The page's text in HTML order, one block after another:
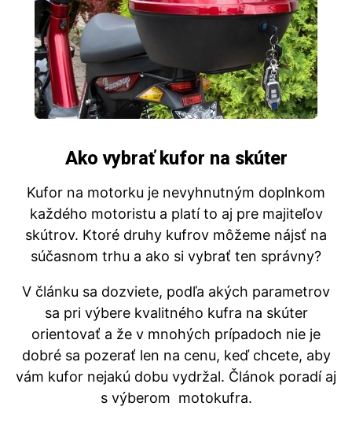
Ako vybrať kufor na skúter
Kufor na motorku je nevyhnutným doplnkom
každého motoristu a platí to aj pre majiteľov
skútrov. Ktoré druhy kufrov môžeme nájsť na
súčasnom trhu a ako si vybrať ten správny?
V článku sa dozviete, podľa akých parametrov
sa pri výbere kvalitného kufra na skúter
orientovať a že v mnohých prípadoch nie je
dobré sa pozerať len na cenu, keď chcete, aby
vám kufor nejakú dobu vydržal. Článok poradí aj
s výberom motokufra.